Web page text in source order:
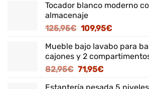
Tocador blanco moderno
almacenaje
125,95€ El
original
era:
125,95€.
109,95€El
actual
es:
Mueble bajo lavabo para
cajones y 2
82,95€ El
71,95€El